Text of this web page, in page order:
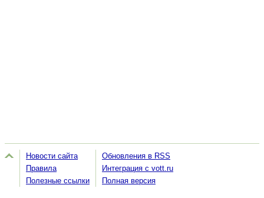
Новости сайта
Правила
Полезные ссылки
Обновления в RSS
Интеграция с vott.ru
Полная версия